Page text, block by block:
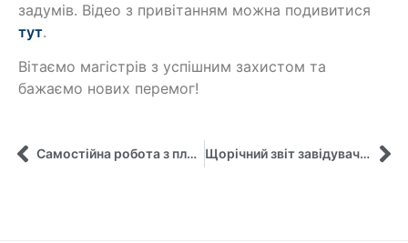
задумів. Відео з привітанням можна подивитися
тут.
Вітаємо магістрів з успішним захистом та
бажаємо нових перемог!
Самостійна робота з платформою «Prometheus» Щорічний звіт завідувачки кафедри